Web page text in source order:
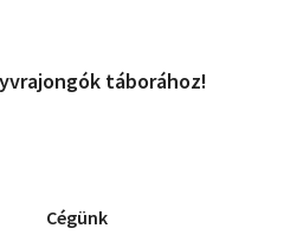
táborához!
Cégünk